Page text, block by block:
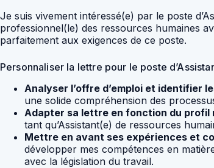
Je suis vivement intéressé(e) par le poste
professionnel(le) des ressources humaines
parfaitement aux exigences de ce poste.
Personnaliser la lettre pour le poste
Analyser l’offre d’emploi et identifier
une solide compréhension des
Adapter sa lettre en fonction du profil
tant qu’Assistant(e) de ressources
Mettre en avant ses expériences et
développer mes compétences en
avec la législation du travail.